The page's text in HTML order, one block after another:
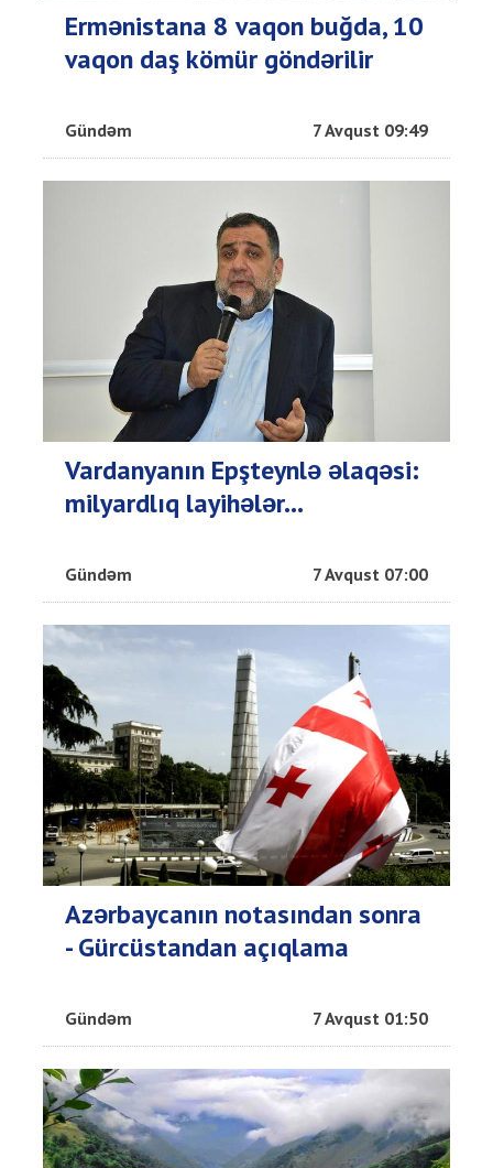
Ermənistana 8 vaqon buğda, 10
vaqon daş kömür göndərilir
Gündəm 7 Avqust 09:49
Vardanyanın Epşteynlə əlaqəsi:
milyardlıq layihələr...
Gündəm 7 Avqust 07:00
Azərbaycanın notasından sonra
- Gürcüstandan açıqlama
Gündəm 7 Avqust 01:50